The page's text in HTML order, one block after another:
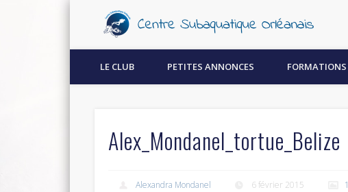
Découvrez la plongée sous-marine à Orléans !
LE CLUB PETITES ANNONCES FORMATIONS
Alex_Mondanel_tortue_Belize
Alexandra Mondanel 6 février 2015